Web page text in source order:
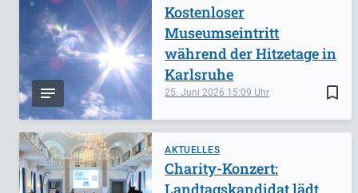
bookmark_border
25. Juni 2026 15:09
Kostenloser
Museumseintritt
während der Hitzetage in
Karlsruhe
AKTUELLES
Charity-Konzert:
Landtagskandidat lädt